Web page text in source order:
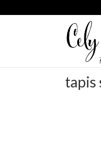
tapis